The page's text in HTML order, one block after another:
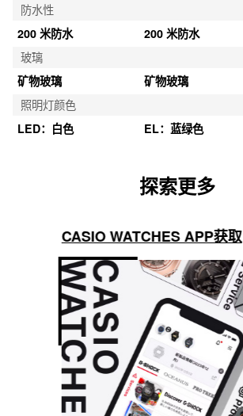
防水性
200 米防水
200 米防水
玻璃
矿物玻璃
矿物玻璃
照明灯颜色
LED：白色
EL：蓝绿色
探索更多
CASIO WATCHES APP获取